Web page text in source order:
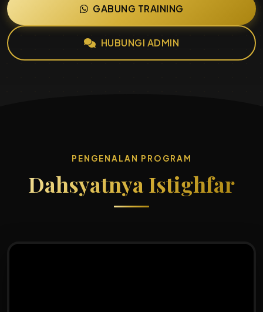
GABUNG TRAINING
HUBUNGI ADMIN
PENGENALAN PROGRAM
Dahsyatnya Istighfar